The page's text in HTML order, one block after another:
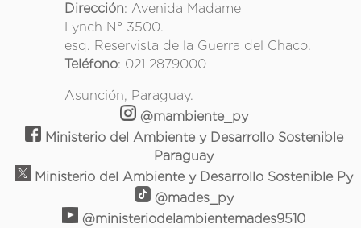
Dirección: Avenida Madame
Lynch N° 3500.
esq. Reservista de la Guerra del Chaco.
Teléfono: 021 2879000
Asunción, Paraguay.
@mambiente_py
Ministerio del Ambiente y Desarrollo Sostenible
Paraguay
Ministerio del Ambiente y Desarrollo Sostenible Py
@mades_py
@ministeriodelambientemades9510